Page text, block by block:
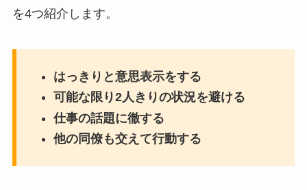
を4つ紹介します。
はっきりと意思表示をする
可能な限り2人きりの状況を避ける
仕事の話題に徹する
他の同僚も交えて行動する